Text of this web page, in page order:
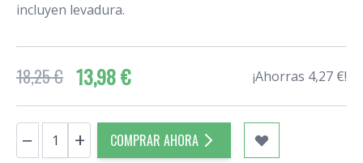
incluyen levadura.
18,25 € 13,98 € ¡Ahorras 4,27 €!
Cantidad
− + COMPRAR AHORA